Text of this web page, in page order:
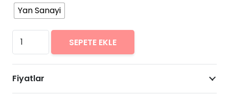
Yan Sanayi
Xiaomi
Redmi
Note
9
Arıza
SEPETE EKLE
Fiyatlar